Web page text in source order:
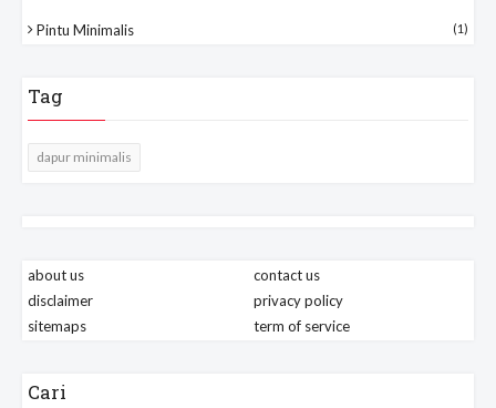
Pintu Minimalis (1)
Tag
dapur minimalis
about us
contact us
disclaimer
privacy policy
sitemaps
term of service
Cari